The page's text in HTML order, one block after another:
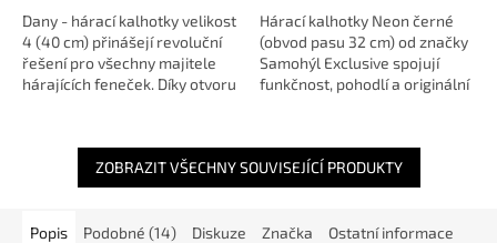
Dany - hárací kalhotky velikost
4 (40 cm) přinášejí revoluční
řešení pro všechny majitele
hárajících feneček. Díky otvoru
Hárací kalhotky Neon černé
(obvod pasu 32 cm) od značky
Samohýl Exclusive spojují
funkčnost, pohodlí a originální
ZOBRAZIT VŠECHNY SOUVISEJÍCÍ PRODUKTY
Popis Podobné (14) Diskuze Značka Ostatní informace